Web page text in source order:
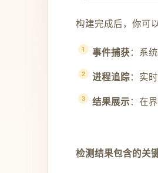
构建完成后，你可
事件捕获：系
进程追踪：实
结果展示：在
检测结果包含的关